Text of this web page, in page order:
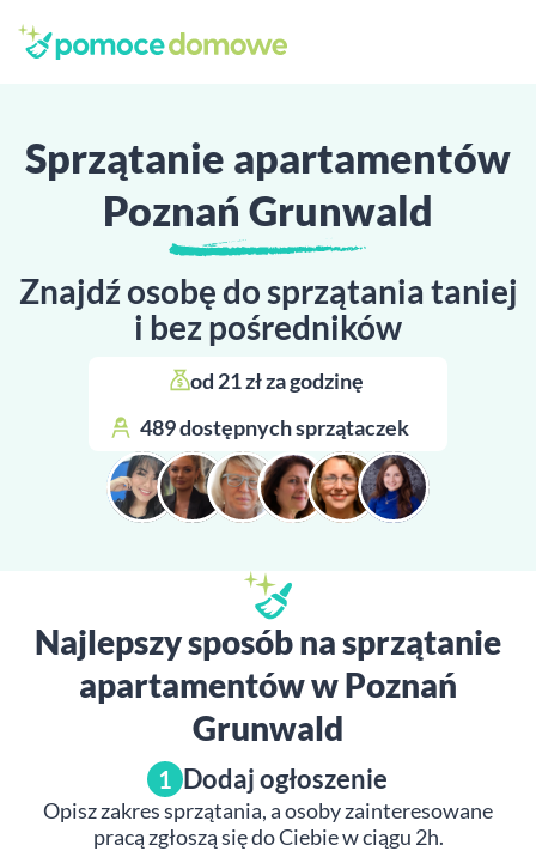
Sprzątanie apartamentów
Poznań Grunwald
Znajdź osobę do sprzątania taniej
i bez pośredników
od 21 zł za godzinę
489 dostępnych sprzątaczek
Najlepszy sposób na sprzątanie
apartamentów w Poznań
Grunwald
1 Dodaj ogłoszenie
Opisz zakres sprzątania, a osoby zainteresowane
pracą zgłoszą się do Ciebie w ciągu 2h.